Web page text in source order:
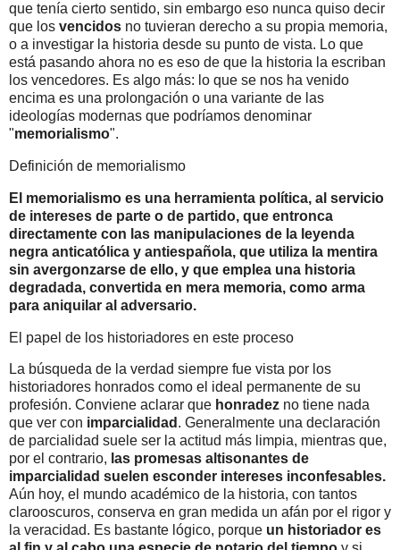
que tenía cierto sentido, sin embargo eso nunca quiso decir
que los vencidos no tuvieran derecho a su propia memoria,
o a investigar la historia desde su punto de vista. Lo que
está pasando ahora no es eso de que la historia la escriban
los vencedores. Es algo más: lo que se nos ha venido
encima es una prolongación o una variante de las
ideologías modernas que podríamos denominar
"memorialismo".
Definición de memorialismo
El memorialismo es una herramienta política, al servicio
de intereses de parte o de partido, que entronca
directamente con las manipulaciones de la leyenda
negra anticatólica y antiespañola, que utiliza la mentira
sin avergonzarse de ello, y que emplea una historia
degradada, convertida en mera memoria, como arma
para aniquilar al adversario.
El papel de los historiadores en este proceso
La búsqueda de la verdad siempre fue vista por los
historiadores honrados como el ideal permanente de su
profesión. Conviene aclarar que honradez no tiene nada
que ver con imparcialidad . Generalmente una declaración
de parcialidad suele ser la actitud más limpia, mientras que,
por el contrario, las promesas altisonantes de
imparcialidad suelen esconder intereses inconfesables.
Aún hoy, el mundo académico de la historia, con tantos
clarooscuros, conserva en gran medida un afán por el rigor y
la veracidad. Es bastante lógico, porque un historiador es